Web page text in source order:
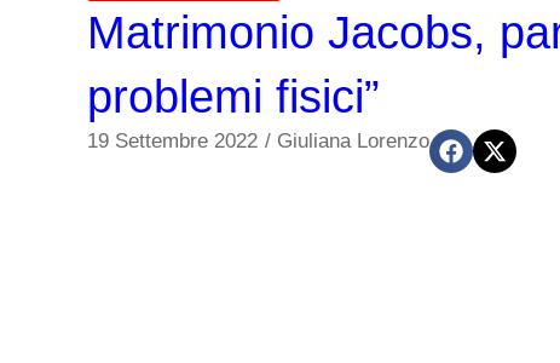
Matrimonio Jacobs,
problemi fisici”
19 Settembre 2022 / Giuliana Lorenzo